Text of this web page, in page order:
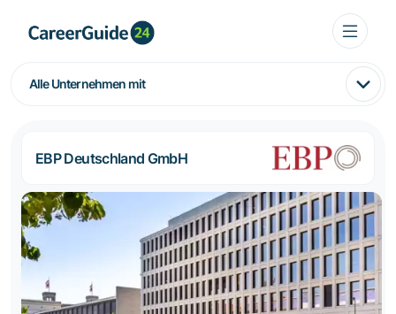
Alle Unternehmen mit
EBP Deutschland GmbH